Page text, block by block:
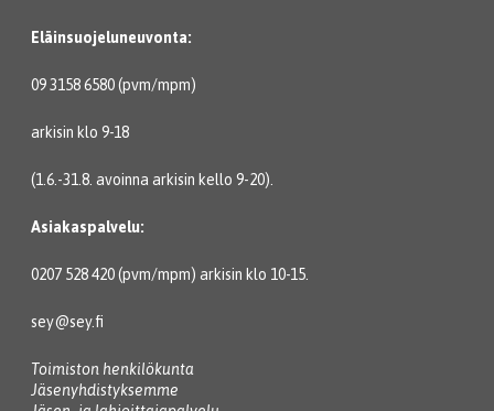
Eläinsuojeluneuvonta:
09 3158 6580 (pvm/mpm)
arkisin klo 9-18
(1.6.-31.8. avoinna arkisin kello 9-20).
Asiakaspalvelu:
0207 528 420 (pvm/mpm) arkisin klo 10-15.
sey@sey.fi
Toimiston henkilökunta
Jäsenyhdistyksemme